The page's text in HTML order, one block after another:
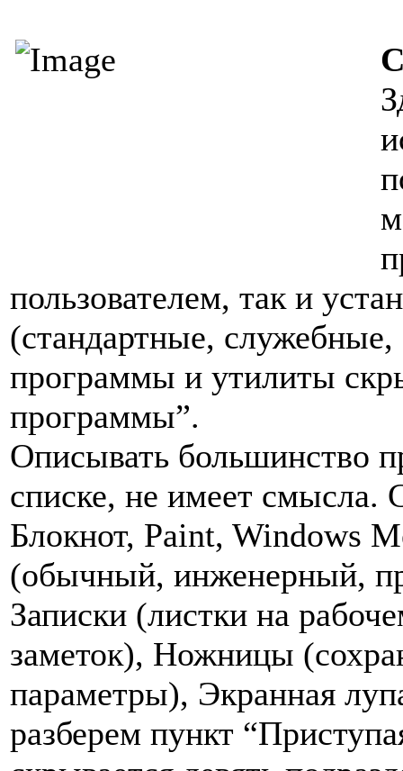
пользователем, так и
(стандартные, служебные,
программы и утилиты
программы”.
Описывать большинство
списке, не имеет
Блокнот, Paint, Windows
(обычный, инженерный,
Записки (листки на
заметок), Ножницы
параметры), Экранная
разберем пункт